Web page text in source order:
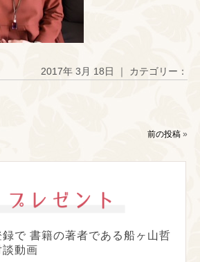
2017年 3月 18日 ｜ カテゴリー：
前の投稿 »
録で 書籍の著者である船ヶ山哲
談動画